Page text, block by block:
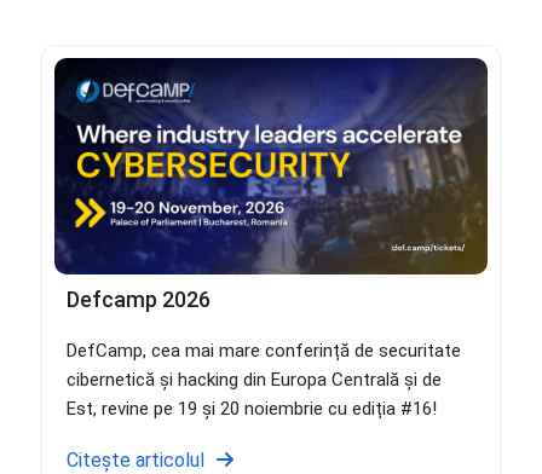
Defcamp 2026
DefCamp, cea mai mare conferință de securitate
cibernetică și hacking din Europa Centrală și de
Est, revine pe 19 și 20 noiembrie cu ediția #16!
Citește articolul